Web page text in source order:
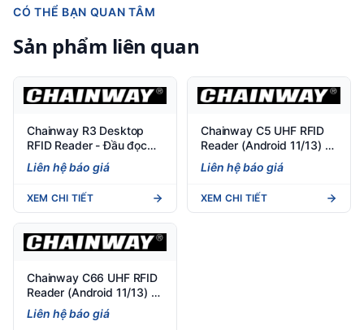
CÓ THỂ BẠN QUAN TÂM
Sản phẩm liên quan
Chainway R3 Desktop
RFID Reader - Đầu đọc
UHF chuyên dụng cho
bàn làm việc
Liên hệ báo giá
XEM CHI TIẾT
Chainway C5 UHF RFID
Reader (Android 11/13) -
Đầu đọc RFID cầm tay
mạnh mẽ
Liên hệ báo giá
XEM CHI TIẾT
Chainway C66 UHF RFID
Reader (Android 11/13) –
Đầu đọc RFID UHF cầm
tay
Liên hệ báo giá